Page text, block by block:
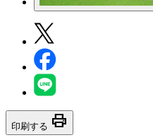
印刷する print